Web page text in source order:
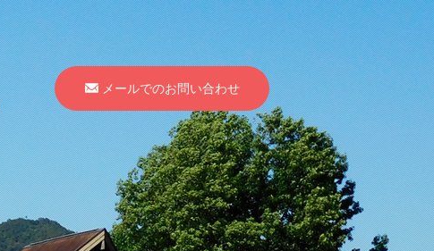
メールでのお問い合わせ